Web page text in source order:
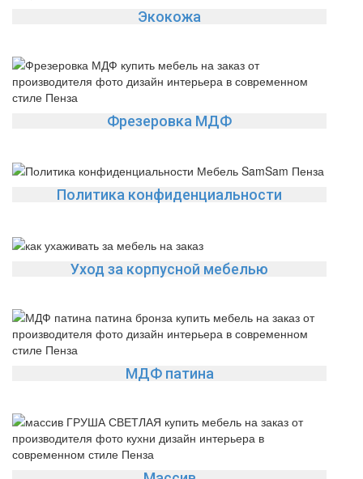
Экокожа
Фрезеровка МДФ
Политика конфиденциальности
Уход за корпусной мебелью
МДФ патина